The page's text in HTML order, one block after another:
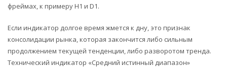
фреймах, к примеру H1 и D1.
Если индикатор долгое время жмется к дну, это признак
консолидации рынка, которая закончится либо сильным
продолжением текущей тенденции, либо разворотом тренда.
Технический индикатор «Средний истинный диапазон»